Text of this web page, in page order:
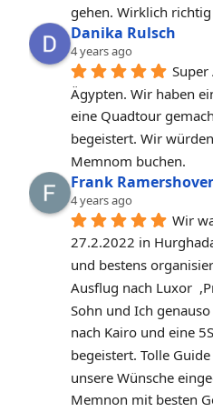
gehen. Wirklich richtig
Danika Rulsch
4 years ago
Ägypten. Wir haben
eine Quadtour
begeistert. Wir
Memnom buchen.
Frank
4 years ago
Wir
27.2.2022 in
und bestens
Ausflug nach Luxor
Sohn und Ich
nach Kairo und eine
begeistert. Tolle
unsere Wünsche
Memnon mit besten